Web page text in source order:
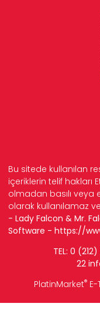
Bu sitede kullanılan
içeriklerin telif hakları
olmadan basılı veya
olarak kullanılamaz
- Lady Falcon & Mr.
Software - https://
TEL: 0
22
PlatinMarket®